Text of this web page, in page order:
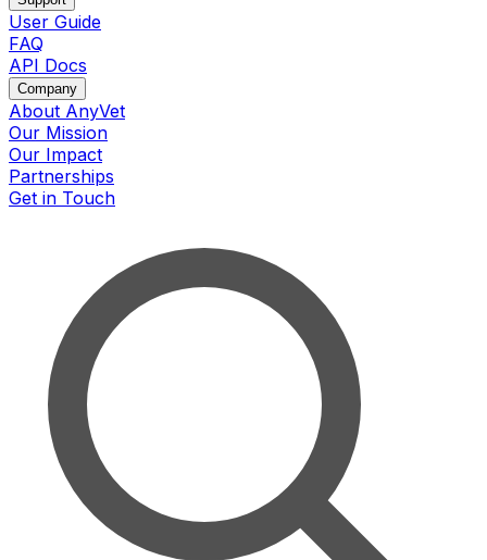
User Guide
FAQ
API Docs
Company
About AnyVet
Our Mission
Our Impact
Partnerships
Get in Touch